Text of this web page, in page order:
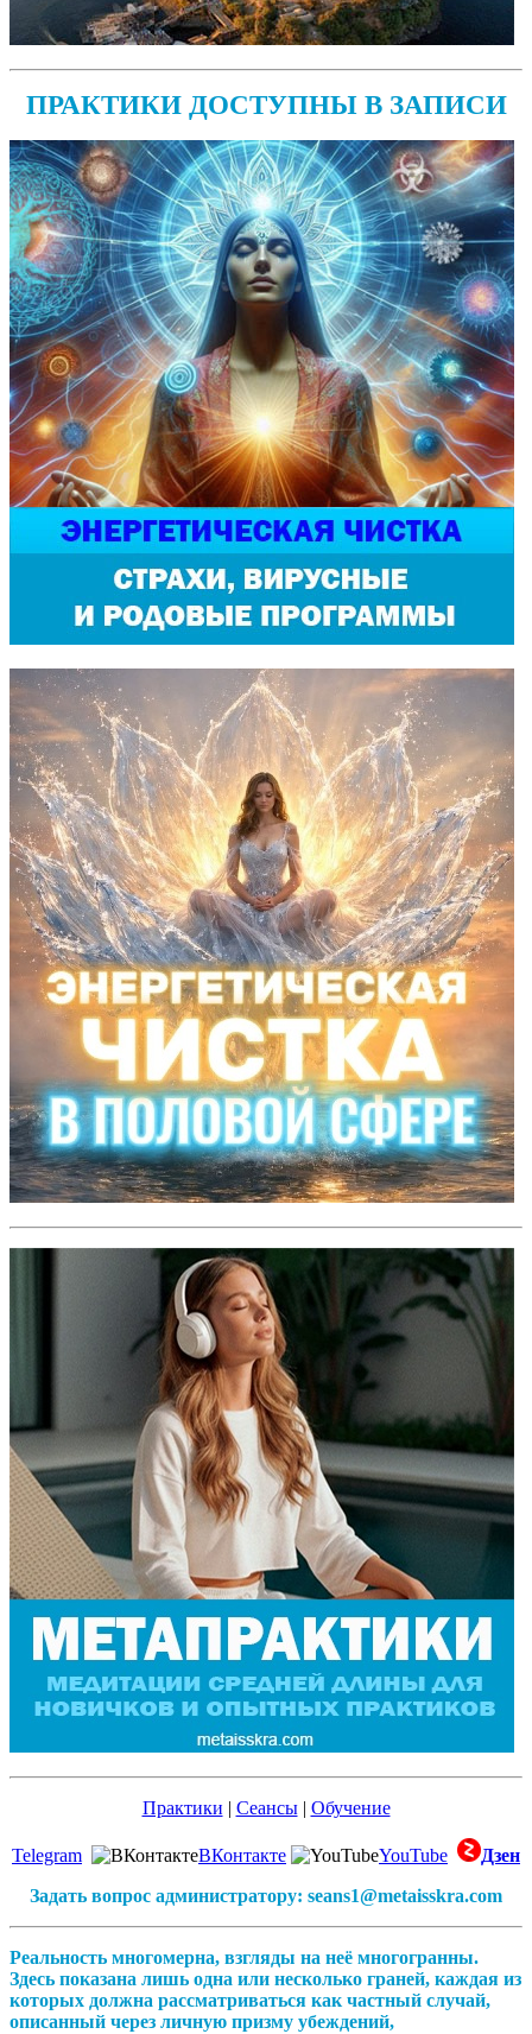
ПРАКТИКИ ДОСТУПНЫ В ЗАПИСИ
Практики | Сеансы| Обучение
Telegram ВКонтакте YouTube
Дзен
Задать вопрос администратору: seans1@metaisskra.com
Реальность многомерна, взгляды на неё многогранны.
Здесь показана лишь одна или несколько граней, каждая из
которых должна рассматриваться как частный случай,
описанный через личную призму убеждений,